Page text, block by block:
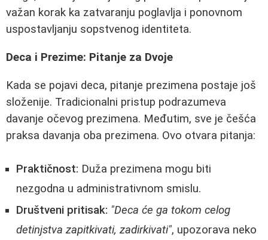
važan korak ka zatvaranju poglavlja i ponovnom
uspostavljanju sopstvenog identiteta.
Deca i Prezime: Pitanje za Dvoje
Kada se pojavi deca, pitanje prezimena postaje još
složenije. Tradicionalni pristup podrazumeva
davanje očevog prezimena. Međutim, sve je češća
praksa davanja oba prezimena. Ovo otvara pitanja:
Praktičnost: Duža prezimena mogu biti
nezgodna u administrativnom smislu.
Društveni pritisak: "Deca će ga tokom celog
detinjstva zapitkivati, zadirkivati", upozorava neko